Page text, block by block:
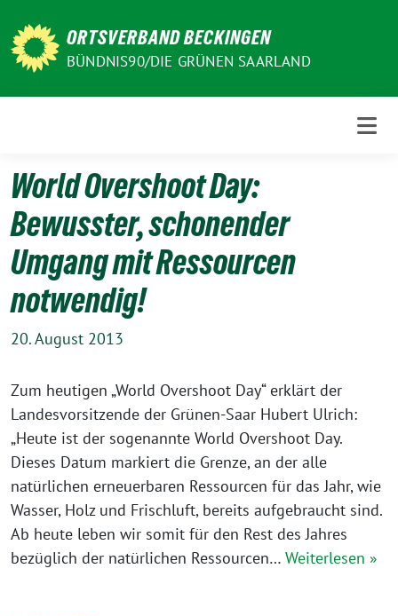
zum
Inhalt
ORTSVERBAND BECKINGEN
BÜNDNIS90/DIE GRÜNEN SAARLAND
World Overshoot Day:
Bewusster, schonender
Umgang mit Ressourcen
notwendig!
20. August 2013
Zum heutigen „World Overshoot Day“ erklärt der
Landesvorsitzende der Grünen-Saar Hubert Ulrich:
„Heute ist der sogenannte World Overshoot Day.
Dieses Datum markiert die Grenze, an der alle
natürlichen erneuerbaren Ressourcen für das Jahr, wie
Wasser, Holz und Frischluft, bereits aufgebraucht sind.
Ab heute leben wir somit für den Rest des Jahres
bezüglich der natürlichen Ressourcen… Weiterlesen »